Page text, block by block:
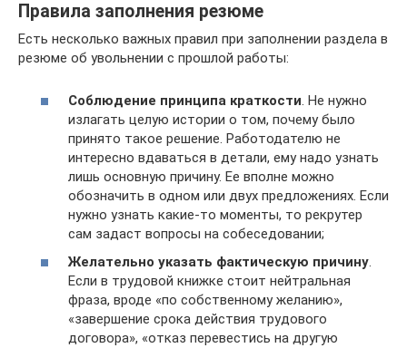
Правила заполнения резюме
Есть несколько важных правил при заполнении раздела в
резюме об увольнении с прошлой работы:
Соблюдение принципа краткости . Не нужно
излагать целую истории о том, почему было
принято такое решение. Работодателю не
интересно вдаваться в детали, ему надо узнать
лишь основную причину. Ее вполне можно
обозначить в одном или двух предложениях. Если
нужно узнать какие-то моменты, то рекрутер
сам задаст вопросы на собеседовании;
Желательно указать фактическую причину.
Если в трудовой книжке стоит нейтральная
фраза, вроде «по собственному желанию»,
«завершение срока действия трудового
договора», «отказ перевестись на другую